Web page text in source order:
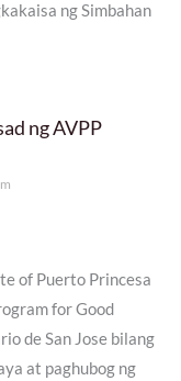
ng Simbahan
ng AVPP
of Puerto Princesa
for Good
de San Jose bilang
at paghubog ng